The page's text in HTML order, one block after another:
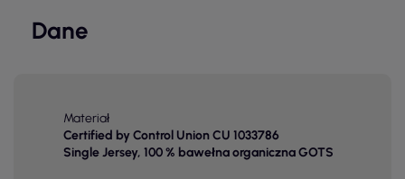
Dane
Materiał
Certified by Control Union CU 1033786
Single Jersey, 100 % bawełna organiczna GOTS